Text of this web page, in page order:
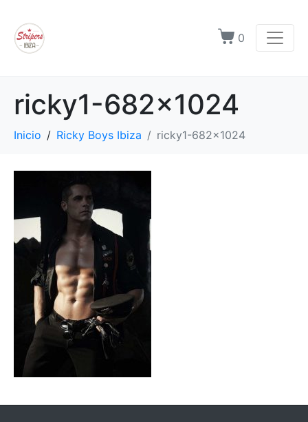
0
ricky1-682×1024
Inicio Ricky Boys Ibiza ricky1-682x1024